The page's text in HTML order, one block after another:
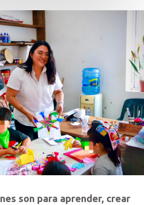
son para aprender, crear